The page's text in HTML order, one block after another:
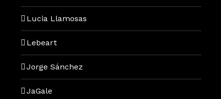
Lucia Llamosas
Lebeart
Jorge Sánchez
JaGale